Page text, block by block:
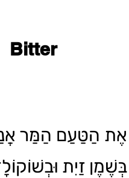
Bitter
אֶת הַטַּעַם הַמַּר
בְּשֶׁמֶן זַיִת